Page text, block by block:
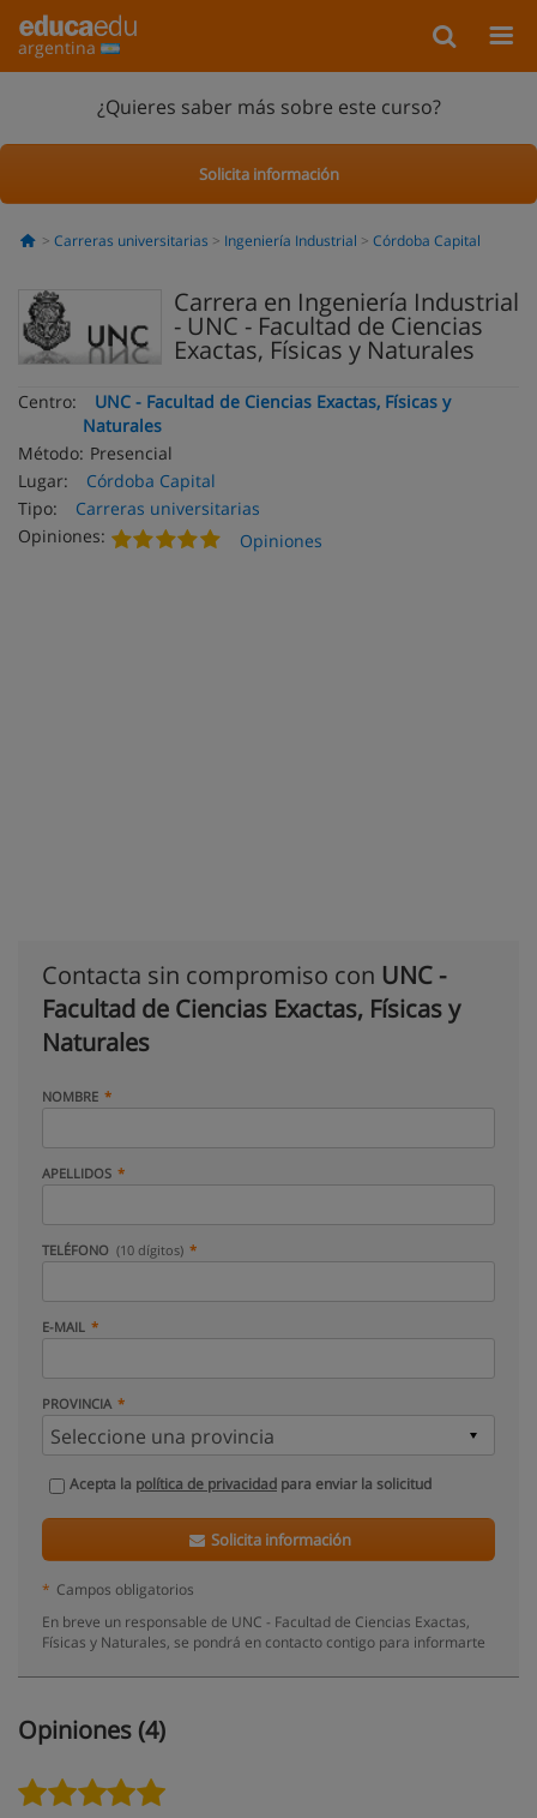
argentina
¿Quieres saber más sobre este curso?
Solicita información
Carreras universitarias Ingeniería Industrial Córdoba Capital
Carrera en Ingeniería Industrial
- UNC - Facultad de Ciencias
Exactas, Físicas y Naturales
Centro:
UNC - Facultad de Ciencias Exactas, Físicas y
Naturales
Método: Presencial
Lugar:
Córdoba Capital
Tipo:
Carreras universitarias
Opiniones:
Opiniones
Contacta sin compromiso con UNC -
Facultad de Ciencias Exactas, Físicas y
Naturales
NOMBRE
APELLIDOS
TELÉFONO (10 dígitos)
E-MAIL
PROVINCIA
Acepta la política de privacidad para enviar la solicitud
Solicita información
* Campos obligatorios
En breve un responsable de UNC - Facultad de Ciencias Exactas,
Físicas y Naturales, se pondrá en contacto contigo para informarte
Opiniones (4)